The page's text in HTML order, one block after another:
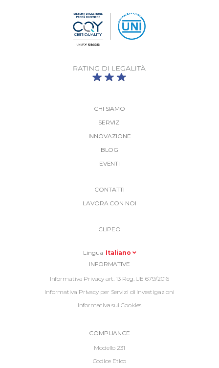
CHI SIAMO
SERVIZI
INNOVAZIONE
BLOG
EVENTI
CONTATTI
LAVORA CON NOI
CLIPEO
Lingua Italiano
Informative
Footer
INFORMATIVE
Informativa Privacy art. 13 Reg. UE 679/2016
Informativa Privacy per Servizi di Investigazioni
Informativa sui Cookies
InformativeCOMPLIANCE
Modello 231
Codice Etico